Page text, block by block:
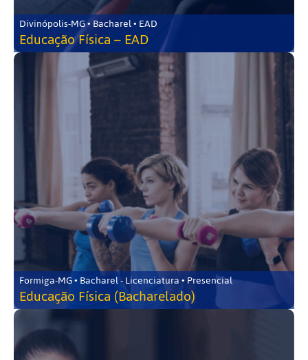
Divinópolis-MG • Bacharel • EAD
Educação Física – EAD
Formiga-MG • Bacharel - Licenciatura • Presencial
Educação Física (Bacharelado)